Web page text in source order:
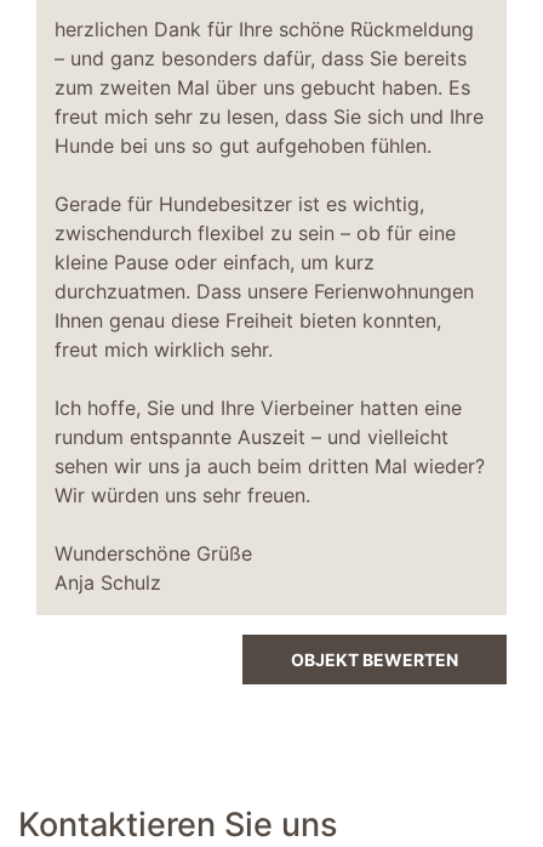
Balkon
Sofa
Fernseher
Kaminofen
CD-Player
Abstellraum
Staubsauger
Fahrradschuppen
Fahrradschuppen abschließbar
Flur
Garderobe
Liegen
Sonnenschirm
kostenfreier PKW-Stellplatz
herzlichen Dank für Ihre schöne Rückmeldung
– und ganz besonders dafür, dass Sie bereits
zum zweiten Mal über uns gebucht haben. Es
freut mich sehr zu lesen, dass Sie sich und Ihre
Hunde bei uns so gut aufgehoben fühlen.
Gerade für Hundebesitzer ist es wichtig,
zwischendurch flexibel zu sein – ob für eine
kleine Pause oder einfach, um kurz
durchzuatmen. Dass unsere Ferienwohnungen
Ihnen genau diese Freiheit bieten konnten,
freut mich wirklich sehr.
Ich hoffe, Sie und Ihre Vierbeiner hatten eine
rundum entspannte Auszeit – und vielleicht
sehen wir uns ja auch beim dritten Mal wieder?
Wir würden uns sehr freuen.
Wunderschöne Grüße
Anja Schulz
OBJEKT BEWERTEN
Kontaktieren Sie uns